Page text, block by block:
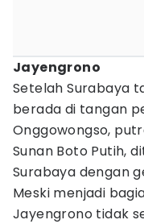
Jayengrono
Setelah Surabaya
berada di tangan
Onggowongso,
Sunan Boto Putih,
Surabaya dengan
Meski menjadi
Jayengrono tidak